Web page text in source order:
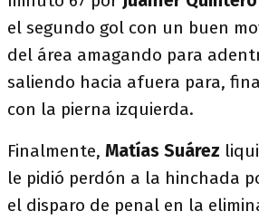
el segundo gol con un buen
del área amagando para
saliendo hacia afuera para,
con la pierna izquierda.
Finalmente, Matías Suárez
le pidió perdón a la hinchada
el disparo de penal en la